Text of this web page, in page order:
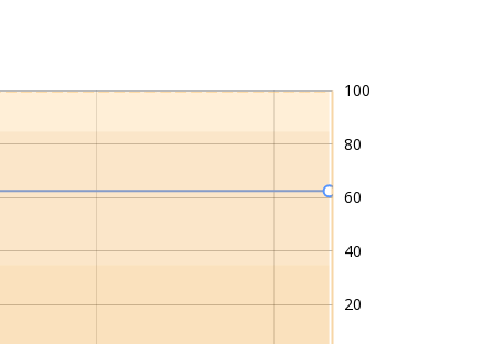
-40
-20
20
40
60
80
100
120